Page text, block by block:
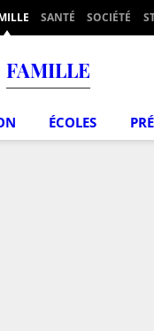
SANTÉ SOCIÉTÉ
FAMILLE
ÉCOLES